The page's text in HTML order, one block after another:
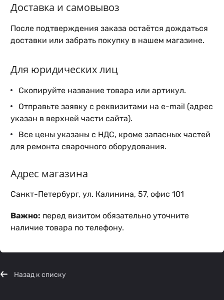
Доставка и самовывоз
После подтверждения заказа остаётся дождаться
доставки или забрать покупку в нашем магазине.
Для юридических лиц
Скопируйте название товара или артикул.
Отправьте заявку с реквизитами на e-mail (адрес
указан в верхней части сайта).
Все цены указаны с НДС, кроме запасных частей
для ремонта сварочного оборудования.
Адрес магазина
Санкт-Петербург, ул. Калинина, 57, офис 101
Важно: перед визитом обязательно уточните
наличие товара по телефону.
Назад к списку